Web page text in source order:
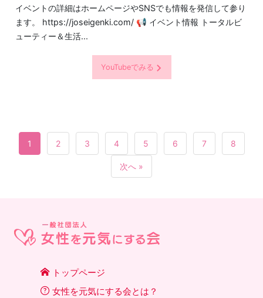
イベントの詳細はホームページやSNSでも情報を発信して参り
ます。 https://joseigenki.com/ 📢 イベント情報 トータルビ
ューティー＆生活...
YouTubeでみる
1 2 3 4 5 6 7 8
次へ »
トップページ
女性を元気にする会とは？